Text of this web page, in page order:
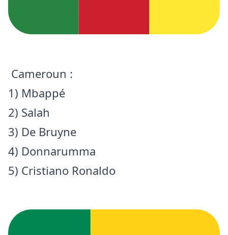
Cameroun :
1) Mbappé
2) Salah
3) De Bruyne
4) Donnarumma
5) Cristiano Ronaldo